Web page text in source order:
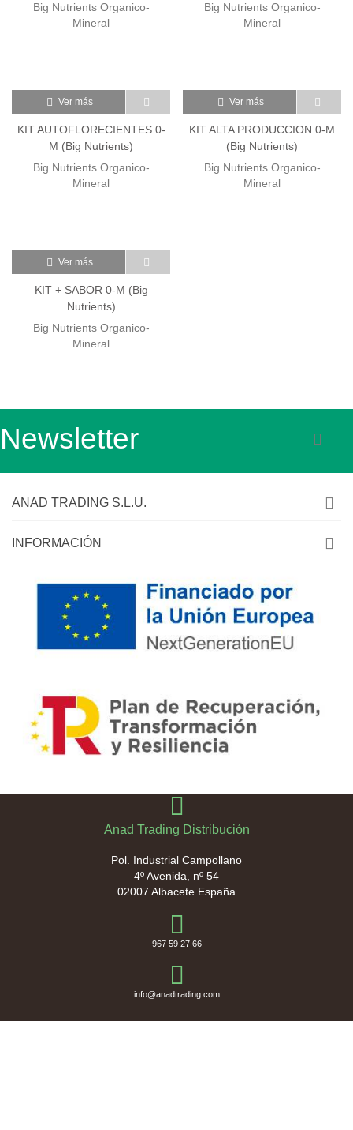
Big Nutrients Organico-
Mineral
Big Nutrients Organico-
Mineral
Ver más
KIT AUTOFLORECIENTES 0-
M (Big Nutrients)
Big Nutrients Organico-
Mineral
Ver más
KIT ALTA PRODUCCION 0-M
(Big Nutrients)
Big Nutrients Organico-
Mineral
Ver más
KIT + SABOR 0-M (Big
Nutrients)
Big Nutrients Organico-
Mineral
Newsletter
ANAD TRADING S.L.U.
INFORMACIÓN
Anad Trading Distribución
Pol. Industrial Campollano
4º Avenida, nº 54
02007 Albacete España
967 59 27 66
info@anadtrading.com